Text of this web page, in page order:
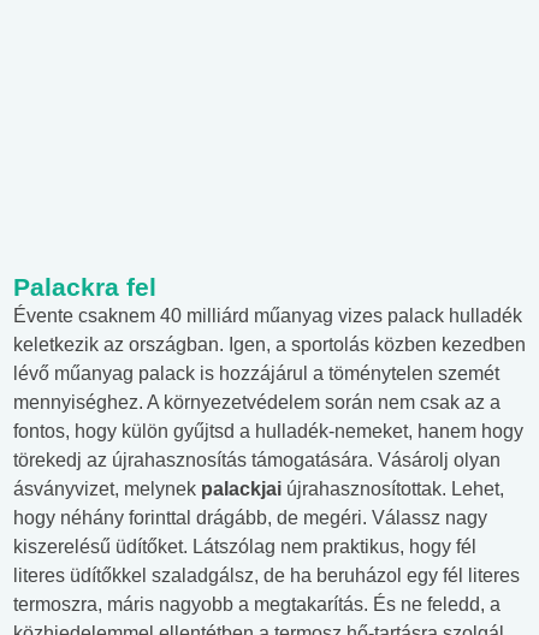
Palackra fel
Évente csaknem 40 milliárd műanyag vizes palack hulladék
keletkezik az országban. Igen, a sportolás közben kezedben
lévő műanyag palack is hozzájárul a töménytelen szemét
mennyiséghez. A környezetvédelem során nem csak az a
fontos, hogy külön gyűjtsd a hulladék-nemeket, hanem hogy
törekedj az újrahasznosítás támogatására. Vásárolj olyan
ásványvizet, melynek palackjai újrahasznosítottak. Lehet,
hogy néhány forinttal drágább, de megéri. Válassz nagy
kiszerelésű üdítőket. Látszólag nem praktikus, hogy fél
literes üdítőkkel szaladgálsz, de ha beruházol egy fél literes
termoszra, máris nagyobb a megtakarítás. És ne feledd, a